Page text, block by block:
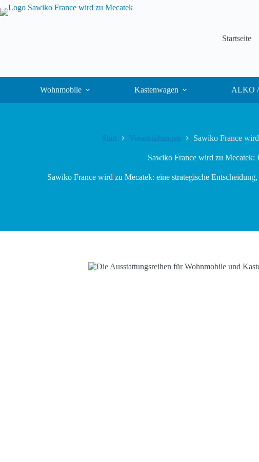
Startseite
Wohnmobile Kastenwagen ALKO /
Start Veranstaltungen Sawiko France
Sawiko France wird zu Mecatek:
Sawiko France wird zu Mecatek: eine strategische